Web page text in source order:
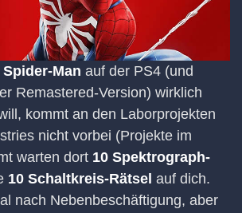
Spider-Man auf der PS4 (und
Remastered-Version) wirklich
kommt an den Laborprojekten
nicht vorbei (Projekte im
warten dort 10 Spektrograph-
10 Schaltkreis-Rätsel auf dich.
nach Nebenbeschäftigung, aber